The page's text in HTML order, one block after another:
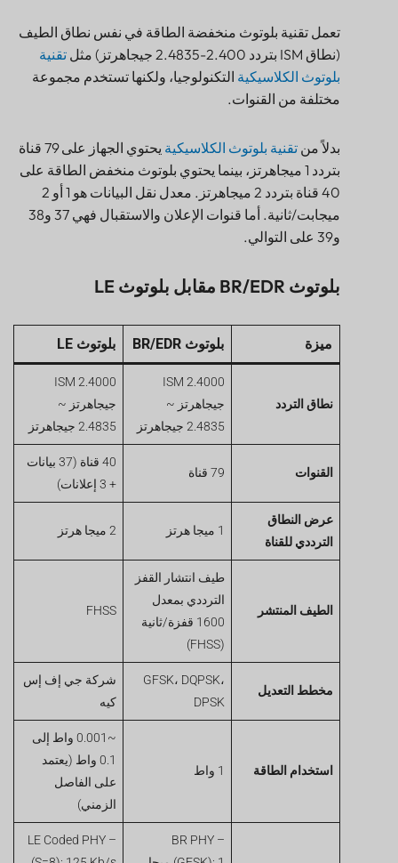
تعمل تقنية بلوتوث منخفضة الطاقة في نفس نطاق الطيف
(نطاق ISM بتردد 2.400-2.4835 جيجاهرتز) مثل
تقنية
بلوتوث الكلاسيكية التكنولوجيا، ولكنها تستخدم مجموعة
مختلفة من القنوات.
بدلاً من تقنية بلوتوث الكلاسيكية
يحتوي الجهاز على 79 قناة
بتردد 1 ميجاهرتز، بينما يحتوي بلوتوث منخفض الطاقة على
40 قناة بتردد 2 ميجاهرتز. معدل نقل البيانات هو 1 أو 2
ميجابت/ثانية. أما قنوات الإعلان والاستقبال فهي 37 و38
و39 على التوالي.
بلوتوث BR/EDR مقابل بلوتوث LE
ميزة بلوتوث BR/EDR بلوتوث LE
نطاق التردد
ISM 2.4000
جيجاهرتز ~
2.4835 جيجاهرتز
ISM 2.4000
جيجاهرتز ~
2.4835 جيجاهرتز
القنوات 79 قناة
40 قناة (37 بيانات
+ 3 إعلانات)
عرض النطاق
الترددي للقناة
1 ميجا هرتز 2 ميجا هرتز
الطيف المنتشر
طيف انتشار القفز
الترددي بمعدل
1600 قفزة/ثانية
(FHSS)
FHSS
مخطط التعديل
GFSK، DQPSK،
DPSK
شركة جي إف إس
كيه
استخدام الطاقة 1 واط
~0.001 واط إلى
0.1 واط (يعتمد
على الفاصل
الزمني)
– BR PHY
– LE Coded PHY